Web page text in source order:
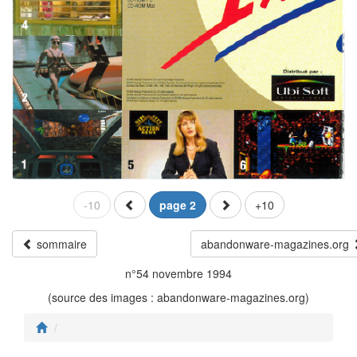
-10 page 2 +10
sommaire
abandonware-magazines.org
n°54 novembre 1994
(source des images : abandonware-magazines.org)